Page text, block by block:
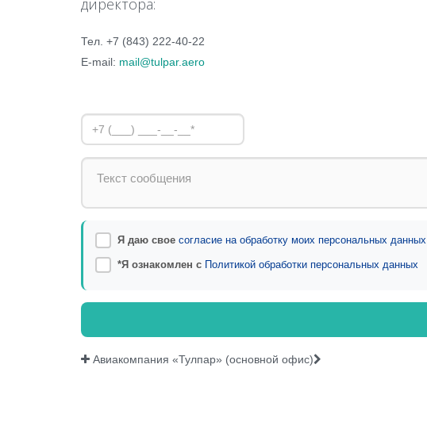
директора:
Тел. +7 (843) 222-40-22
E-mail: mail@tulpar.aero
Я даю свое согласие на обработку моих персональных данных
*Я ознакомлен с Политикой обработки персональных данных
Авиакомпания «Тулпар» (основной офис)